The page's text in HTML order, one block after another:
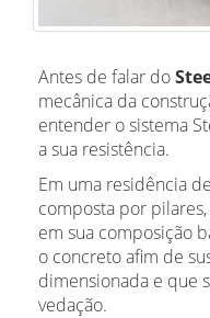
Antes de falar do
mecânica da
entender o sistema
a sua resistência.
Em uma residência
composta por
em sua composição
o concreto afim de
dimensionada e que
vedação.